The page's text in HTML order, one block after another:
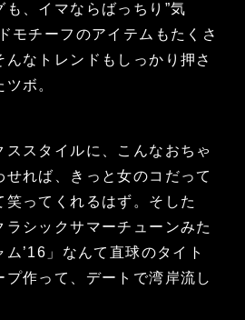
、イマならばっちり”気
モチーフのアイテムもたくさ
んなトレンドもしっかり押さ
ボ。
ススタイルに、こんなおちゃ
れば、きっと女のコだって
笑ってくれるはず。そした
ラシックサマーチューンみた
’16」なんて直球のタイト
プ作って、デートで湾岸流し